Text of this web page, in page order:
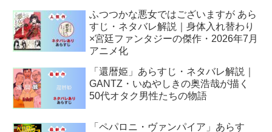
ふつつかな悪女ではございますが あら
すじ・ネタバレ解説｜身体入れ替わり
×宮廷ファンタジーの傑作・2026年7月
アニメ化
「還暦姫」あらすじ・ネタバレ解説｜
GANTZ・いぬやしきの奥浩哉が描く
50代オタク男性たちの物語
「ペパロニ・ヴァンパイア」あらす